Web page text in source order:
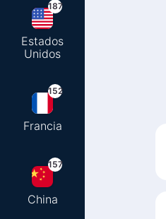
187
Estados
Unidos
152
Francia
157
China